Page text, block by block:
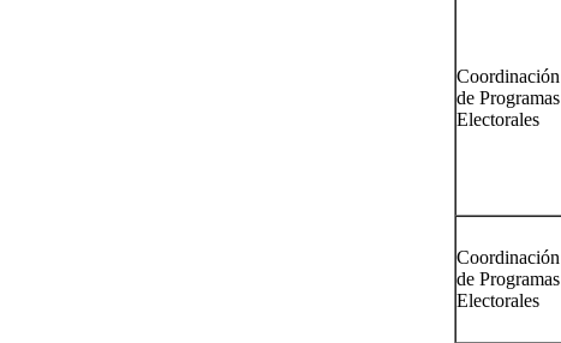
Coordinación
de Programas
Electorales
Coordinación
de Programas
Electorales